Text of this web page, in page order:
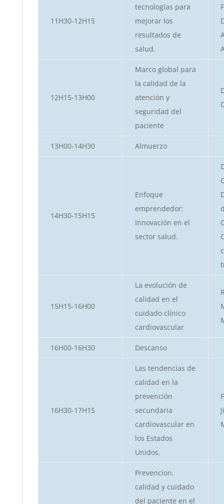
11H30-12H15
tecnologías para
mejorar los
resultados de
salud.
12H15-13H00
Marco global para
la calidad de la
atención y
seguridad del
paciente
13H00-14H30 Almuerzo
14H30-15H15
Enfoque
emprendedor:
Innovación en el
sector salud.
15H15-16H00
La evolución de
calidad en el
cuidado clínico
cardiovascular
16H00-16H30 Descanso
16H30-17H15
Las tendencias de
calidad en la
prevención
secundaria
cardiovascular en
los Estados
Unidos.
Prevencion,
calidad y cuidado
del paciente en el